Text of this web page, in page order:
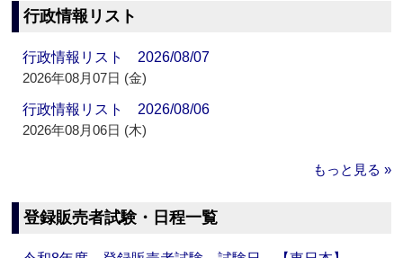
行政情報リスト
行政情報リスト 2026/08/07
2026年08月07日 (金)
行政情報リスト 2026/08/06
2026年08月06日 (木)
もっと見る »
登録販売者試験・日程一覧